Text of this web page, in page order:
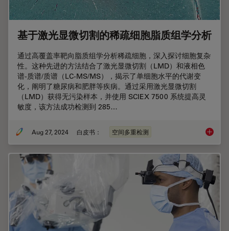
基于激光显微切割的稀疏细胞脂质组学分析
通过高覆盖率靶向脂质组学分析稀疏细胞，深入探讨细胞复杂
性。这种先进的方法结合了激光显微切割（LMD）和液相色
谱-质谱/质谱（LC-MS/MS），揭示了单细胞水平的代谢变
化，阐明了糖尿病和肥胖等疾病。通过采用激光显微切割
（LMD）获得无污染样本，并使用 SCIEX 7500 系统提高灵
敏度，该方法成功检测到 285…
Aug 27, 2024 白皮书： 空间多重检测 基于激